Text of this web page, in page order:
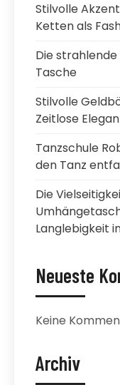
Stilvolle
Ketten als
Die
Tasche
Stilvolle
Zeitlose
Tanzschule
den Tanz
Die
Langlebigkeit
Neueste
Keine
Archiv